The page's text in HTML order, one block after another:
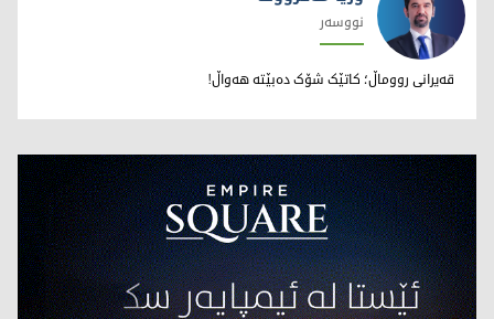
وریا مەعرووف
نووسەر
قەیرانی رووماڵ؛ کاتێک شۆک دەبێتە هەواڵ!